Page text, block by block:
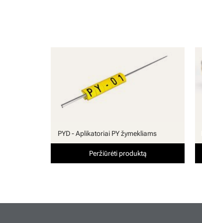
PYD - Aplikatoriai PY žymekliams
Peržiūrėti produktą